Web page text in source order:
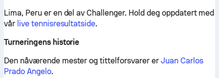
Lima, Peru er en del av Challenger. Hold deg oppdatert med
vår live tennisresultatside.
Turneringens historie
Den nåværende mester og tittelforsvarer er Juan Carlos
Prado Angelo.